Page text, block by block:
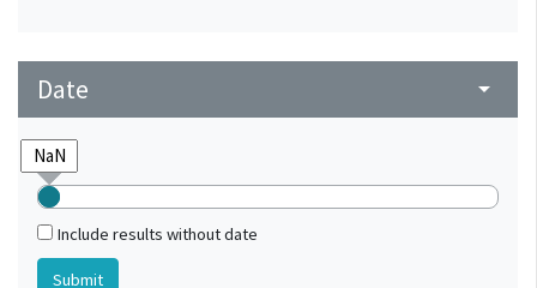
Date arrow_drop_down
Include results without date